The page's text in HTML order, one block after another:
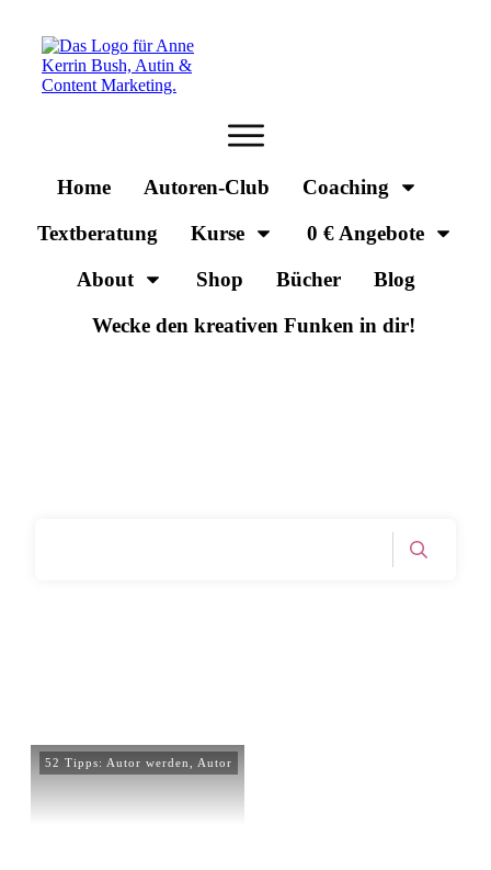
Home Autoren-Club
Coaching
Textberatung
Kurse
0 € Angebote
About
Shop Bücher
Blog
Wecke den kreativen Funken in dir!
52 Tipps: Autor werden Autor